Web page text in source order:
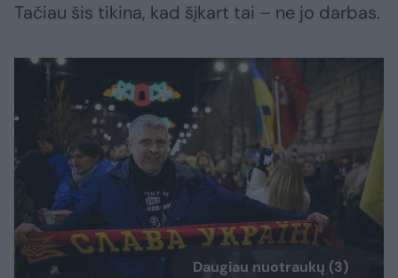
Tačiau šis tikina, kad šįkart tai – ne jo darbas.
Daugiau nuotraukų (3)